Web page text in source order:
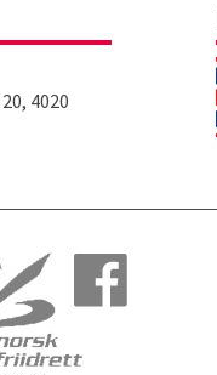
4020